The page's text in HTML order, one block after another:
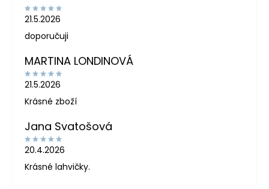
21.5.2026
doporučuji
MARTINA LONDINOVÁ
21.5.2026
Krásné zboží
Jana Svatošová
20.4.2026
Krásné lahvičky.